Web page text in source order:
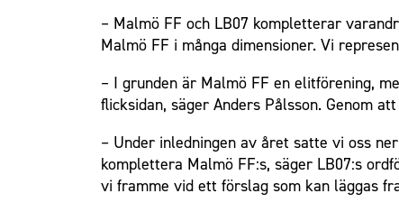
P17
F17
Malmö Trophy
Eleda Stadion
1910 Event
Inspiration
Vanliga frågor om 1910 Event
Hållbarhet
Grundskolefotboll mot rasismer
Skolakademier
Fonder
Om Malmö FF
Personuppgiftspolicy
– Malmö FF och LB07 kompletterar
Malmö FF i många dimensioner. Vi
– I grunden är Malmö FF en elitförening,
flicksidan, säger Anders Pålsson. Genom
– Under inledningen av året satte vi oss
komplettera Malmö FF:s, säger LB07:s
vi framme vid ett förslag som kan läggas